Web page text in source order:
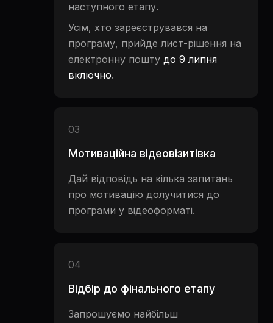
наступного етапу.
Усім, хто зареєструвався на
програму, прийде лист-рішення на
електронну пошту до 9 липня
включно.
03
Мотиваційна відеовізитівка
Дай відповідь на кілька запитань
про мотивацію долучитися до
програми у відеоформаті.
04
Відбір до фінального етапу
Запрошуємо найбільш